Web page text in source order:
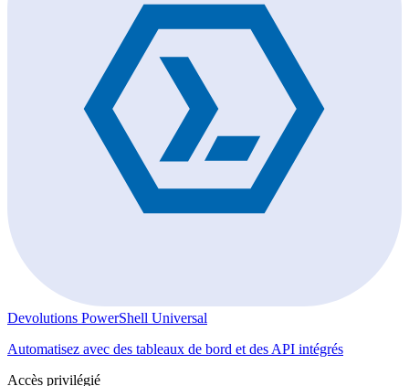
Devolutions PowerShell Universal
Automatisez avec des tableaux de bord et des API intégrés
Accès privilégié